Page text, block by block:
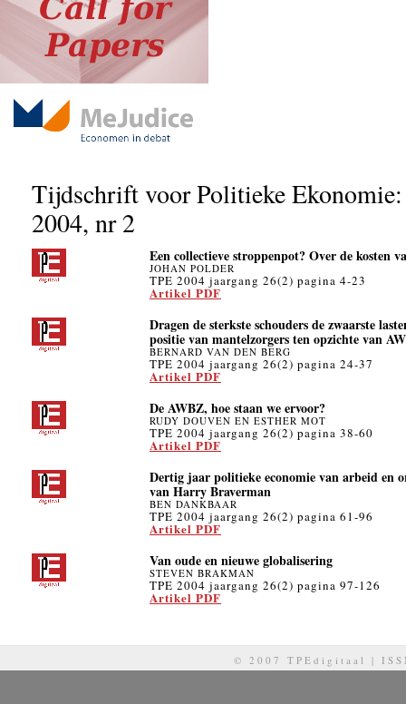
Tijdschrift voor Politieke Ekonomie:
2004, nr 2
Een collectieve stroppenpot? Over de kosten
JOHAN POLDER
TPE 2004 jaargang 26(2) pagina 4-23
Artikel PDF
Dragen de sterkste schouders de zwaarste
positie van mantelzorgers ten opzichte van
BERNARD VAN DEN BERG
TPE 2004 jaargang 26(2) pagina 24-37
Artikel PDF
De AWBZ, hoe staan we ervoor?
RUDY DOUVEN EN ESTHER MOT
TPE 2004 jaargang 26(2) pagina 38-60
Artikel PDF
Dertig jaar politieke economie van arbeid en
van Harry Braverman
BEN DANKBAAR
TPE 2004 jaargang 26(2) pagina 61-96
Artikel PDF
Van oude en nieuwe globalisering
STEVEN BRAKMAN
TPE 2004 jaargang 26(2) pagina 97-126
Artikel PDF
© 2007 TPEdigitaal |